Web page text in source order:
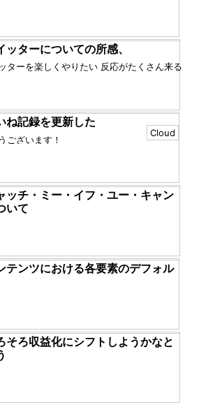
仕掛けのオレンジを見た 難解だが、それ
て認識できる時点で不思議だと思った この
の良さを知...
ッターについての所感、
ターを楽しくやりたい 反応がたくさん来る
だ、それは僕にプレッシャーとしてのしか
が来なく...
ね記録を更新した
ございます！
Cloud
ッチ・ミー・イフ・ユー・キャン
いて
洋画を見返すことはほぼ無い僕だが、この
残っていたので、見返した 改めて見てみる
良い映画で、...
テンツにおける各要素のデフォル
の友達の家に遊びに行って自主制作の意見
れに関して昨日今日いろいろ考えているの
とについてま...
そろ収益化にシフトしようかなと
世の中は金だ。 空間も金、食べ物も金、パ
、単位も講義も校舎も金 金とは世の中にあ
を持たせ...